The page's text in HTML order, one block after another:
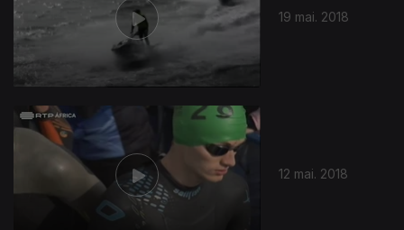
19 mai. 2018
12 mai. 2018